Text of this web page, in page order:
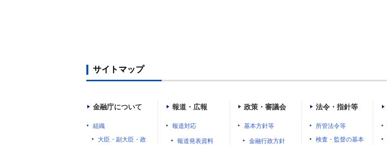
サイトマップ
金融庁について
組織
大臣・副大臣・政
報道・広報
報道対応
報道発表資料
政策・審議会
基本方針等
金融行政方針
法令・指針等
所管法令等
検査・監督の基本